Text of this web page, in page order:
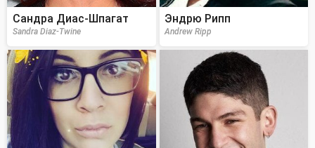
Сандра Диас-Шпагат
Sandra Diaz-Twine
Эндрю Рипп
Andrew Ripp